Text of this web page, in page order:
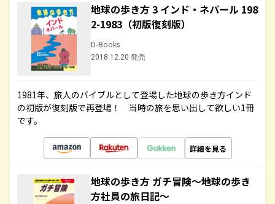
地球の歩き方 3 インド・ネパール 198
2-1983（初版復刻版）
D-Books
2018.12.20 発売
1981年、旅人のバイブルとして登場した地球の歩き方インド
の初版が復刻版で再登場！ 当時の旅を思い出して欲しい1冊
です。
詳細を見る
地球の歩き方 ガチ冒険～地球の歩き
方社員の旅日記～